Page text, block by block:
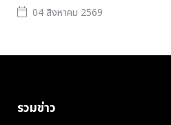
04 สิงหาคม 2569
รวมข่าว